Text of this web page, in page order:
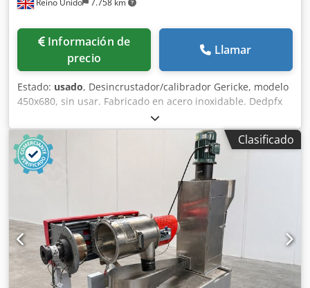
Reino Unido 7.758 km
Información de
precio
Llamar
Estado: usado, Desincrustador/calibrador Gericke, modelo
450x680, sin usar. Fabricado en acero inoxidable. Dedpfx
Alozbuche Dock Accionado por un motor eléctrico de 5,5
kW, 1445 rpm, a través de un reductor. i= 26,04/1.
Velocidad de funcionamiento del rotor: aproximadamente
55,49 rpm.
Clasificado